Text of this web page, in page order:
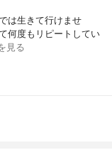
は生きて行けませ
何度もリピートしてい
見る